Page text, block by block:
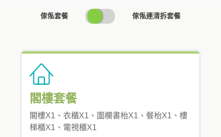
傢俬套餐
SWITCH
PRICING
傢俬連清拆套餐
閣樓套餐
閣樓X1、衣櫃X1、圍欄書枱X1、餐枱X1、樓
梯櫃X1、電視櫃X1